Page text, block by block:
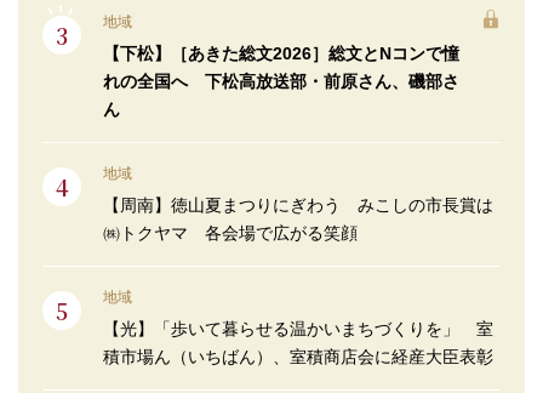
地域
【下松】［あきた総文2026］総文とNコンで憧
れの全国へ 下松高放送部・前原さん、磯部さ
ん
地域
【周南】徳山夏まつりにぎわう みこしの市長賞は
㈱トクヤマ 各会場で広がる笑顔
地域
【光】「歩いて暮らせる温かいまちづくりを」 室
積市場ん（いちばん）、室積商店会に経産大臣表彰